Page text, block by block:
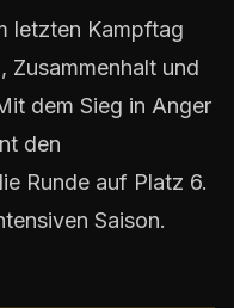
letzten Kampftag
Zusammenhalt und
dem Sieg in Anger
den
Runde auf Platz 6.
Saison.